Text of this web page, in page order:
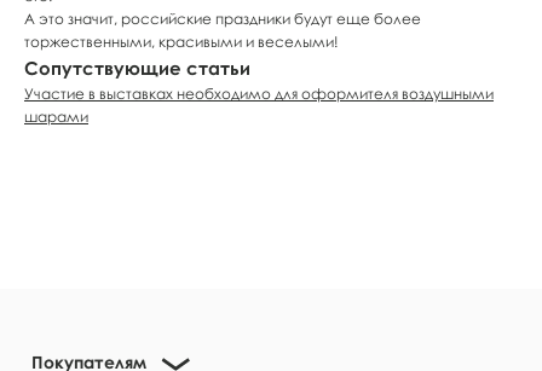
А это значит, российские праздники будут еще более
торжественными, красивыми и веселыми!
Сопутствующие статьи
Участие в выставках необходимо для оформителя воздушными
шарами
Покупателям